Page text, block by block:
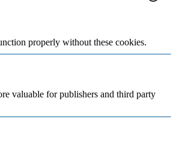
properly without these cookies.
valuable for publishers and third party